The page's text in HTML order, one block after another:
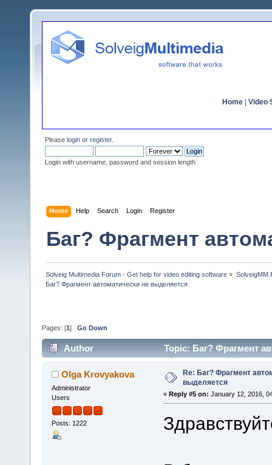
Home Video
Please login or register.
Login with username, password and session length
Home Help Search Login Register
Баг? Фрагмент
Solveig Multimedia Forum - Get help for video editing software » SolveigMM
Баг? Фрагмент автоматически не выделяется
Pages: [1 ] Go Down
Author Topic: Баг? Фрагмент
Olga Krovyakova
Administrator
Users
Posts: 1222
Re: Баг? Фрагмент
выделяется
« Reply #5 on: January 12, 2016,